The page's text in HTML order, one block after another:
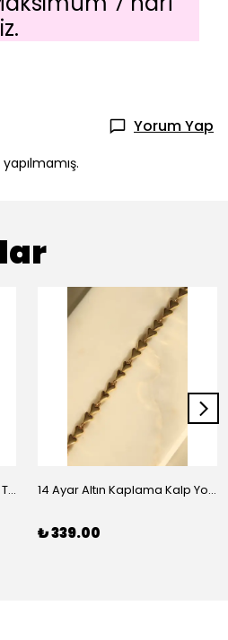
Yorum Yap
14 Ayar Altın Kaplama Baget Taşlı Vip Bileklik 14 Ayar Altın Kaplama Kalp Yolu Bileklik
₺ 339.00